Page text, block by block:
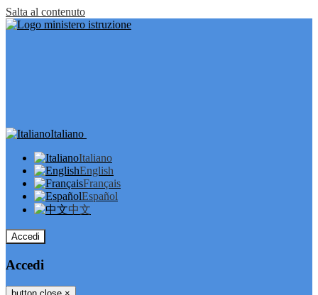
Salta al contenuto
Italiano
Italiano
English
Français
Español
中文
Accedi
Accedi